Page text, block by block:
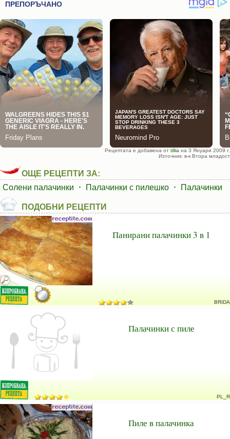
Рецептата е добавена от tillia на 3 Януари 2009 г.
Източник: в-к Втора младост
ОЩЕ РЕЦЕПТИ ЗА:
Солени палачинки
⋅ Палачинки с пилешко ⋅ Палачинки
ПОДОБНИ РЕЦЕПТИ
Панирани палачинки 3 в 1
BRIDA
Палачинки с пиле
PL_R
Пиле в палачинка